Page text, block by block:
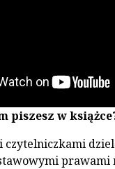
piszesz w
czytelniczkami
prawami